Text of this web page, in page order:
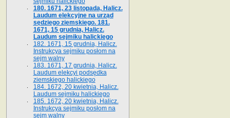
180. 1671, 23 listopada, Halicz.
Laudum elekcyjne na urząd
sędziego ziemskiego. 181.
1671, 15 grudnia, Halicz.
Laudum sejmiku halickiego
182. 1671, 15 grudnia, Halicz.
Instrukcya sejmiku posłom na
sejm walny
183. 1671, 17 grudnia, Halicz.
Laudum elekcyi podsędka
ziemskiego halickiego
184. 1672, 20 kwietnia, Halicz.
Laudum sejmiku halickiego
185. 1672, 20 kwietnia, Halicz.
Instrukcya sejmiku posłom na
sejm walny